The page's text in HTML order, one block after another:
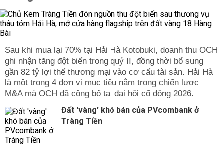
Sau khi mua lại 70% tại Hải Hà Kotobuki, doanh thu OCH
ghi nhận tăng đột biến trong quý II, đồng thời bổ sung
gần 82 tỷ lợi thế thương mại vào cơ cấu tài sản. Hải Hà
là một trong 4 đơn vị mục tiêu nằm trong chiến lược
M&A mà OCH đã công bố tại đại hội cổ đông 2026.
Đất 'vàng' khó bán của PVcombank ở
Tràng Tiền